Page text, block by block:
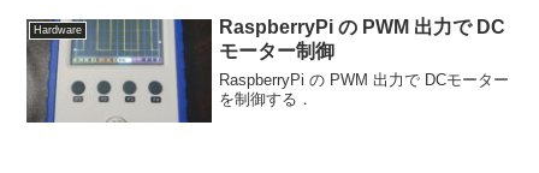
Hardware
RaspberryPi の PWM 出力で DC
モーター制御
RaspberryPi の PWM 出力で DCモーター
を制御する．